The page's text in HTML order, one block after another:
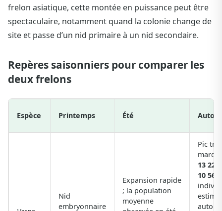
frelon asiatique, cette montée en puissance peut être
spectaculaire, notamment quand la colonie change de
site et passe d’un nid primaire à un nid secondaire.
Repères saisonniers pour comparer les
deux frelons
Espèce Printemps Été
Nid
embryonnaire
Expansion rapide
; la population
moyenne
Pic très
13 224
10 561